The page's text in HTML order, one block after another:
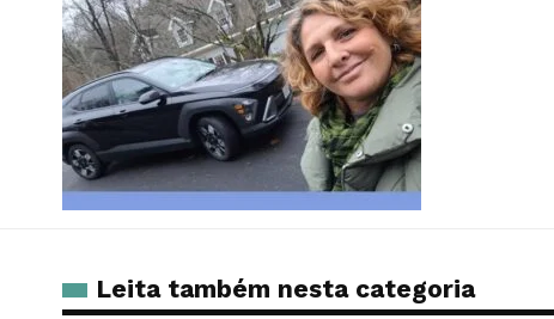
Leita também nesta categoria